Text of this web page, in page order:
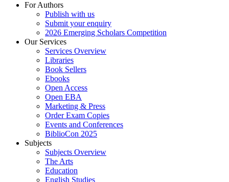
For Authors
Publish with us
Submit your enquiry
2026 Emerging Scholars Competition
Our Services
Services Overview
Libraries
Book Sellers
Ebooks
Open Access
Open EBA
Marketing & Press
Order Exam Copies
Events and Conferences
BiblioCon 2025
Subjects
Subjects Overview
The Arts
Education
English Studies